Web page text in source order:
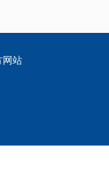
网站